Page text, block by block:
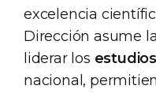
excelencia
Dirección asume
liderar los
nacional,